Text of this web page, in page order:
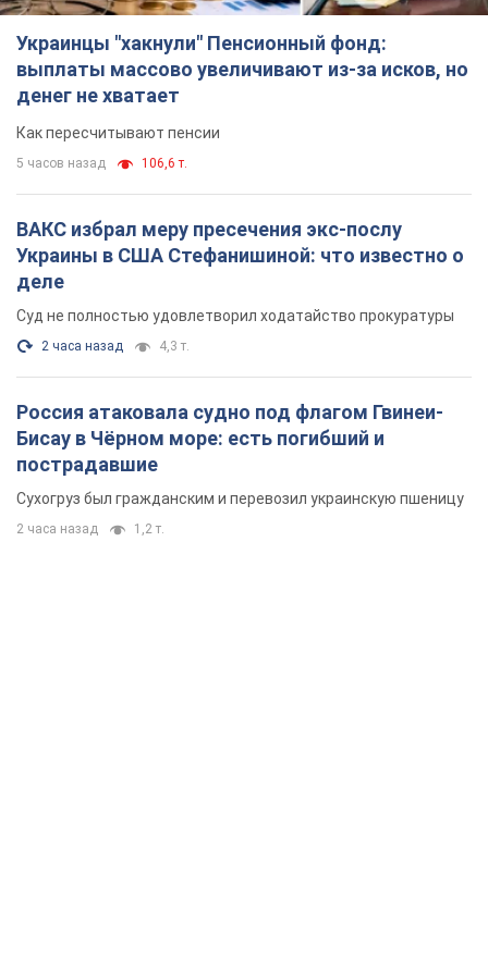
ВАКС избрал меру пресечения экс-послу
Украины в США Стефанишиной: что известно о
деле
Суд не полностью удовлетворил ходатайство прокуратуры
2 часа назад 4,3 т.
Россия атаковала судно под флагом Гвинеи-
Бисау в Чёрном море: есть погибший и
пострадавшие
Сухогруз был гражданским и перевозил украинскую пшеницу
2 часа назад 1,2 т.